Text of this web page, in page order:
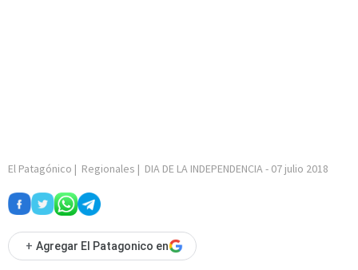
El Patagónico | Regionales | DIA DE LA INDEPENDENCIA- 07 julio 2018
+ Agregar El Patagonico en